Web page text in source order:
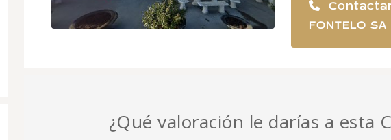
Contactar
FONTELO SA
¿Qué valoración le darías a esta